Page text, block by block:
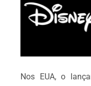
Nos EUA, o